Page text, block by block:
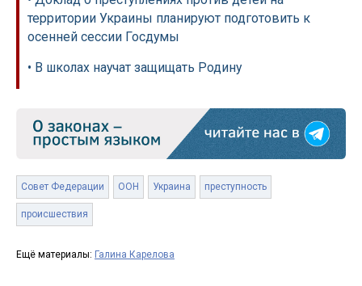
территории Украины планируют подготовить к
осенней сессии Госдумы
• В школах научат защищать Родину
Совет Федерации ООН Украина преступность
происшествия
Ещё материалы: Галина Карелова